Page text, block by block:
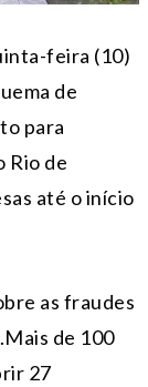
feira (10)
de
para
Rio de
até o início
as fraudes
de 100
27